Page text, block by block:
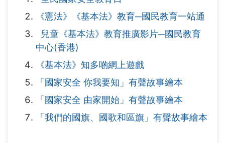
《憲法》《基本法》教育─國民教育一站通
兒童《基本法》教育推廣影片─國民教育
中心(香港)
《基本法》知多啲網上遊戲
「國家安全 你我要知」有聲故事繪本
「國家安全 由家開始」有聲故事繪本
「我們的國旗、國歌和區旗」有聲故事繪本